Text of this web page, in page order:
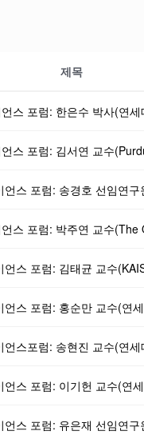
제목
스 포럼: 송경호 선임연
스 포럼: 홍순만 교수(연
스 포럼: 유은재 선임연구